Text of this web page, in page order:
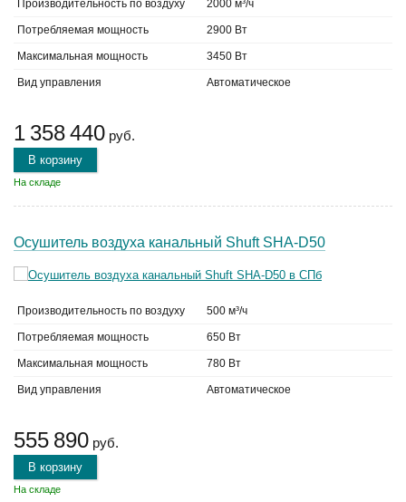
Производительность по воздуху 2000 м³/ч
Потребляемая мощность 2900 Вт
Максимальная мощность 3450 Вт
Вид управления Автоматическое
1 358 440 руб.
В корзину
На складе
Осушитель воздуха канальный Shuft SHA-D50
Производительность по воздуху 500 м³/ч
Потребляемая мощность 650 Вт
Максимальная мощность 780 Вт
Вид управления Автоматическое
555 890 руб.
В корзину
На складе